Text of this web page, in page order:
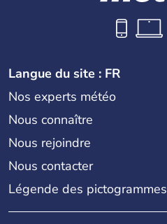
Langue du site : FR
Nos experts météo
Nous connaître
Nous rejoindre
Nous contacter
Légende des pictogrammes